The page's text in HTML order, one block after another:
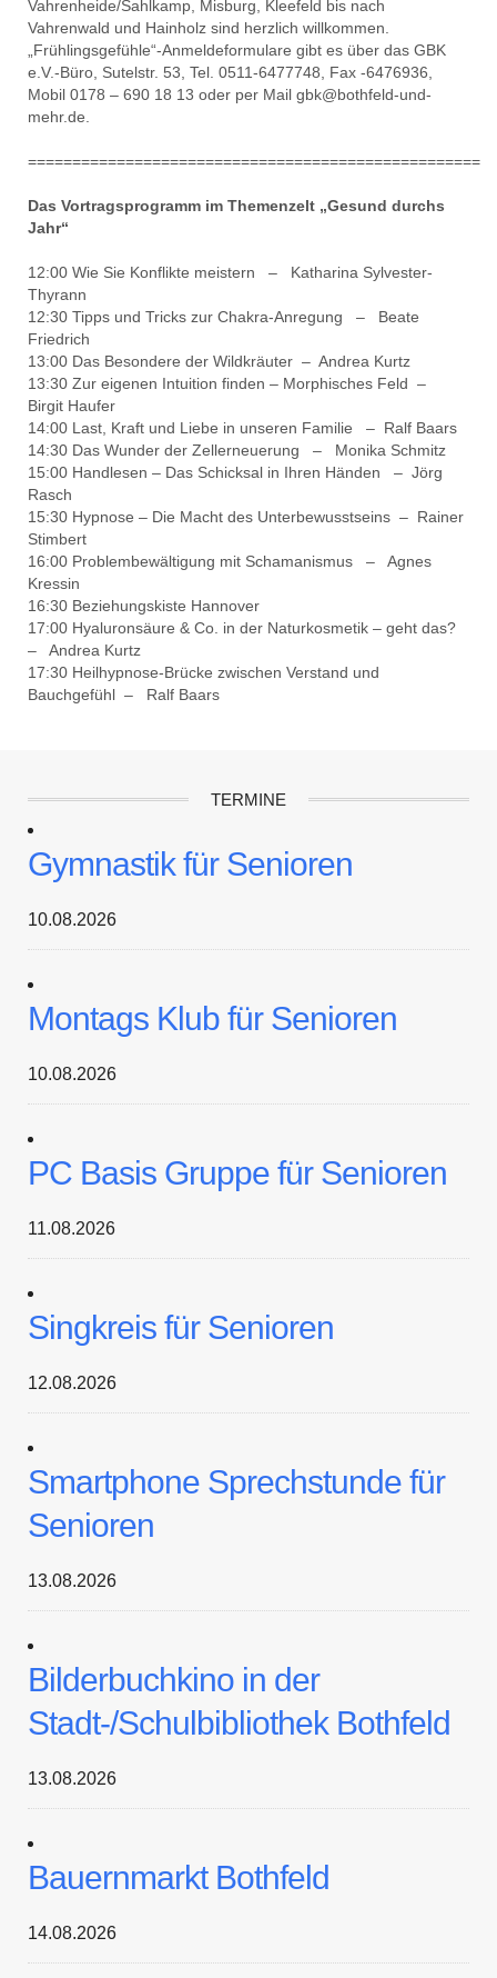
Vahrenheide/Sahlkamp, Misburg, Kleefeld bis nach
Vahrenwald und Hainholz sind herzlich willkommen.
„Frühlingsgefühle“-Anmeldeformulare gibt es über das GBK
e.V.-Büro, Sutelstr. 53, Tel. 0511-6477748, Fax -6476936,
Mobil 0178 – 690 18 13 oder per Mail gbk@bothfeld-und-
mehr.de.
===================================================
Das Vortragsprogramm im Themenzelt „Gesund durchs
Jahr“
12:00 Wie Sie Konflikte meistern – Katharina Sylvester-
Thyrann
12:30 Tipps und Tricks zur Chakra-Anregung – Beate
Friedrich
13:00 Das Besondere der Wildkräuter – Andrea Kurtz
13:30 Zur eigenen Intuition finden – Morphisches Feld –
Birgit Haufer
14:00 Last, Kraft und Liebe in unseren Familie – Ralf Baars
14:30 Das Wunder der Zellerneuerung – Monika Schmitz
15:00 Handlesen – Das Schicksal in Ihren Händen – Jörg
Rasch
15:30 Hypnose – Die Macht des Unterbewusstseins – Rainer
Stimbert
16:00 Problembewältigung mit Schamanismus – Agnes
Kressin
16:30 Beziehungskiste Hannover
17:00 Hyaluronsäure & Co. in der Naturkosmetik – geht das?
– Andrea Kurtz
17:30 Heilhypnose-Brücke zwischen Verstand und
Bauchgefühl – Ralf Baars
TERMINE
Gymnastik für Senioren
10.08.2026
Montags Klub für Senioren
10.08.2026
PC Basis Gruppe für Senioren
11.08.2026
Singkreis für Senioren
12.08.2026
Smartphone Sprechstunde für
Senioren
13.08.2026
Bilderbuchkino in der
Stadt-/Schulbibliothek Bothfeld
13.08.2026
Bauernmarkt Bothfeld
14.08.2026